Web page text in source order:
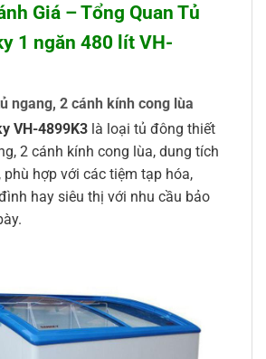
Giá – Tổng Quan Tủ
1 ngăn 480 lít VH-
ngang, 2 cánh kính cong lùa
VH-4899K3 là loại tủ đông thiết
2 cánh kính cong lùa, dung tích
hợp với các tiệm tạp hóa,
hay siêu thị với nhu cầu bảo